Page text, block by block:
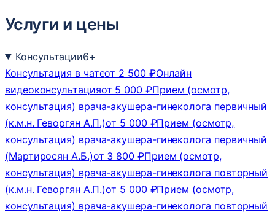
Услуги и цены
Консультации6+
Консультация в чатеот 2 500 ₽Онлайн
видеоконсультацияот 5 000 ₽Прием (осмотр,
консультация) врача-акушера-гинеколога первичный
(к.м.н. Геворгян А.П.)от 5 000 ₽Прием (осмотр,
консультация) врача-акушера-гинеколога первичный
(Мартиросян А.Б.)от 3 800 ₽Прием (осмотр,
консультация) врача-акушера-гинеколога повторный
(к.м.н. Геворгян А.П.)от 5 000 ₽Прием (осмотр,
консультация) врача-акушера-гинеколога повторный